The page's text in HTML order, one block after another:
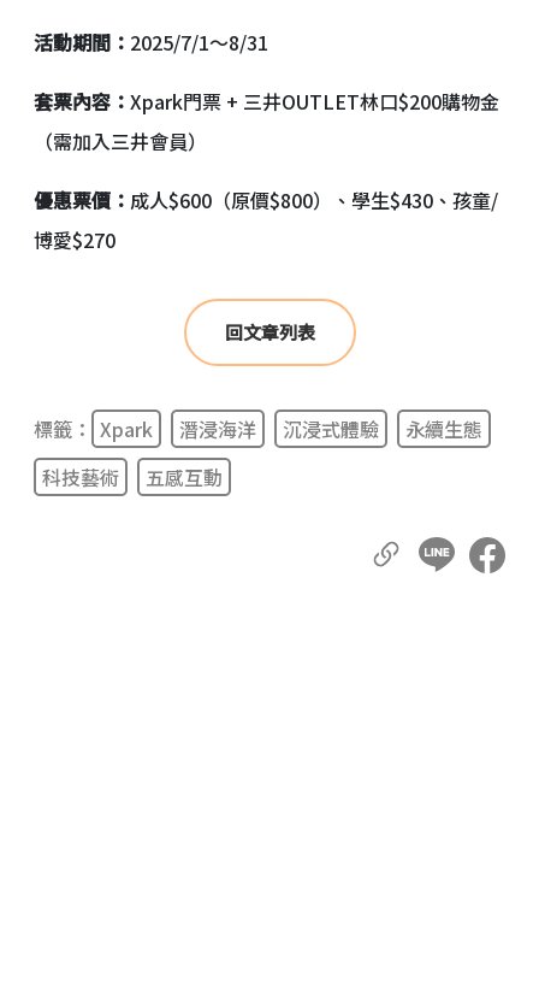
活動期間： 2025/7/1～8/31
套票內容： Xpark門票 + 三井OUTLET林口$200購物金
（需加入三井會員）
優惠票價： 成人$600（原價$800）、學生$430、孩童/
博愛$270
回文章列表
標籤： Xpark 潛浸海洋 沉浸式體驗
永續生態
科技藝術
五感互動